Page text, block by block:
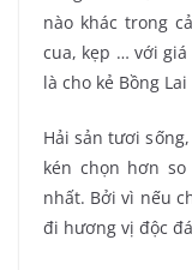
nào khác trong
cua, kẹp … với
là cho kẻ Bồng
Hải sản tươi
kén chọn hơn
nhất. Bởi vì nếu
đi hương vị độc